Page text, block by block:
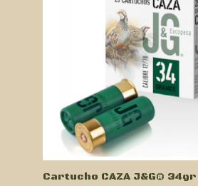
Cartucho CAZA J&G® 34gr